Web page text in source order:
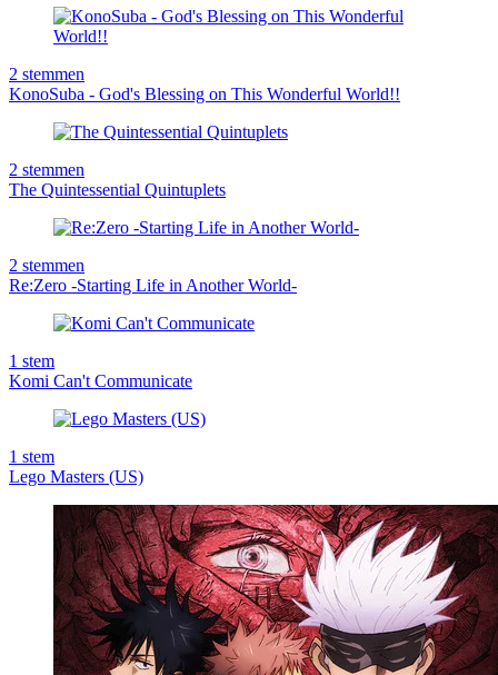
2 stemmen
KonoSuba - God's Blessing on This Wonderful World!!
2 stemmen
The Quintessential Quintuplets
2 stemmen
Re:Zero -Starting Life in Another World-
1 stem
Komi Can't Communicate
1 stem
Lego Masters (US)